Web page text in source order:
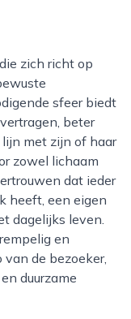
sfeer biedt
beter
met zijn of haar
zowel lichaam
dat ieder
heeft, een eigen
dagelijks leven.
en
de bezoeker,
duurzame